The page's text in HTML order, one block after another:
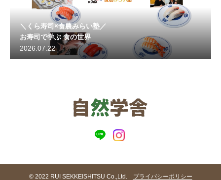
＼くら寿司×食農みらい塾／
お寿司で学ぶ 食の世界
2026.07.22
© 2022 RUI SEKKEISHITSU Co.,Ltd. プライバシーポリシー